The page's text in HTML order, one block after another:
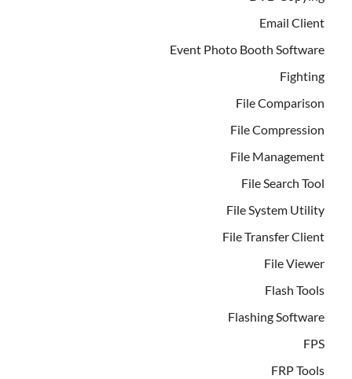
Email Client
Event Photo Booth Software
Fighting
File Comparison
File Compression
File Management
File Search Tool
File System Utility
File Transfer Client
File Viewer
Flash Tools
Flashing Software
FPS
FRP Tools